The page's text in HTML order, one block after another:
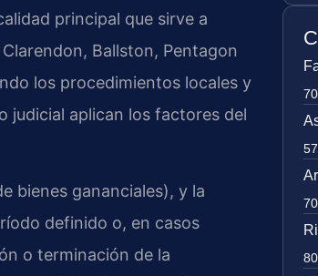
principal que sirve a
Ballston, Pentagon
los procedimientos locales y
judicial aplican los factores del
bienes gananciales), y la
definido o, en casos
o terminación de la